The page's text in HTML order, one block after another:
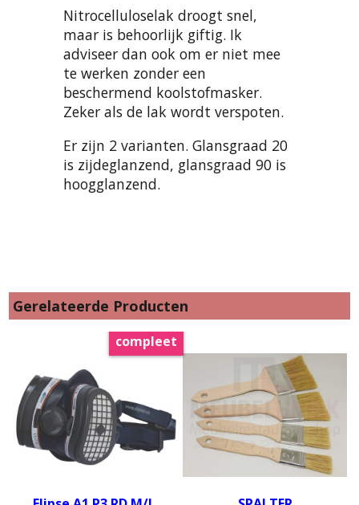
Nitrocelluloselak droogt snel,
maar is behoorlijk giftig. Ik
adviseer dan ook om er niet mee
te werken zonder een
beschermend koolstofmasker.
Zeker als de lak wordt verspoten.
Er zijn 2 varianten. Glansgraad 20
is zijdeglanzend, glansgraad 90 is
hoogglanzend.
Gerelateerde Producten
compleet